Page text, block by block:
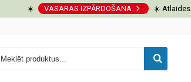
☀️ VASARAS IZPĀRDOŠANA ☀️